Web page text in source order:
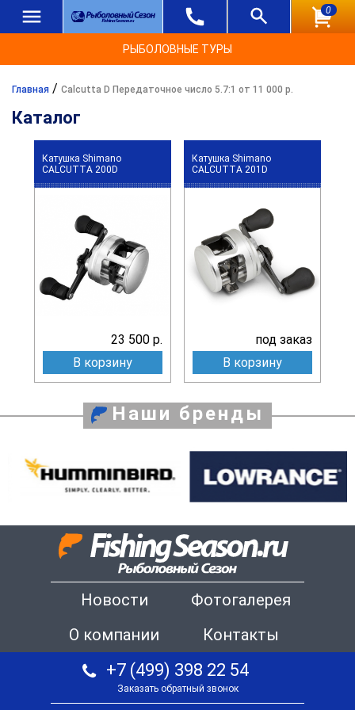
0
РЫБОЛОВНЫЕ ТУРЫ
Главная / Calcutta D Передаточное число 5.7:1 от 11 000 р.
Каталог
Катушка Shimano
CALCUTTA 200D
23 500 р.
В корзину
Катушка Shimano
CALCUTTA 201D
под заказ
В корзину
Наши бренды
Новости
Фотогалерея
О компании
Контакты
+7 (499) 398 22 54
Заказать обратный звонок